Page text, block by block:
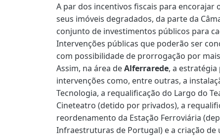
A par dos incentivos fiscais para
seus imóveis degradados, da parte da
conjunto de investimentos públicos para
Intervenções públicas que poderão ser
com possibilidade de prorrogação por
Assim, na área deAlferrarede, a
intervenções como, entre outras, a
Tecnologia, a requalificação do Largo do
Cineteatro (detido por privados), a
reordenamento da Estação Ferroviária
Infraestruturas de Portugal) e a criação de